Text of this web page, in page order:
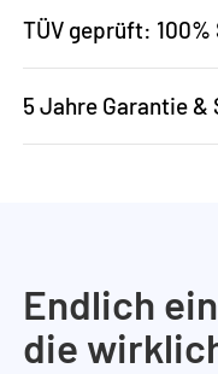
TÜV geprüft:
5 Jahre Garantie &
Endlich
die